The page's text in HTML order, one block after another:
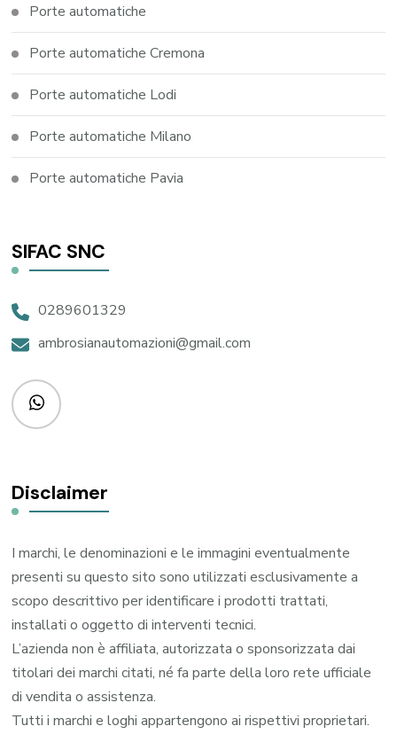
Porte automatiche
Porte automatiche Cremona
Porte automatiche Lodi
Porte automatiche Milano
Porte automatiche Pavia
SIFAC SNC
0289601329
ambrosianautomazioni@gmail.com
Disclaimer
I marchi, le denominazioni e le immagini eventualmente
presenti su questo sito sono utilizzati esclusivamente a
scopo descrittivo per identificare i prodotti trattati,
installati o oggetto di interventi tecnici.
L’azienda non è affiliata, autorizzata o sponsorizzata dai
titolari dei marchi citati, né fa parte della loro rete ufficiale
di vendita o assistenza.
Tutti i marchi e loghi appartengono ai rispettivi proprietari.